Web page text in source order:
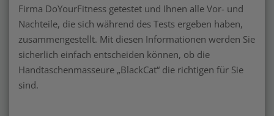
Firma DoYourFitness getestet und Ihnen alle Vor- und
Nachteile, die sich während des Tests ergeben haben,
zusammengestellt. Mit diesen Informationen werden Sie
sicherlich einfach entscheiden können, ob die
Handtaschenmasseure „BlackCat“ die richtigen für Sie
sind.